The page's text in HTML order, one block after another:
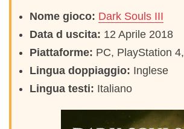
Nome gioco: Dark Souls III
Data d uscita: 12 Aprile 2018
Piattaforme: PC, PlayStation
Lingua doppiaggio: Inglese
Lingua testi: Italiano